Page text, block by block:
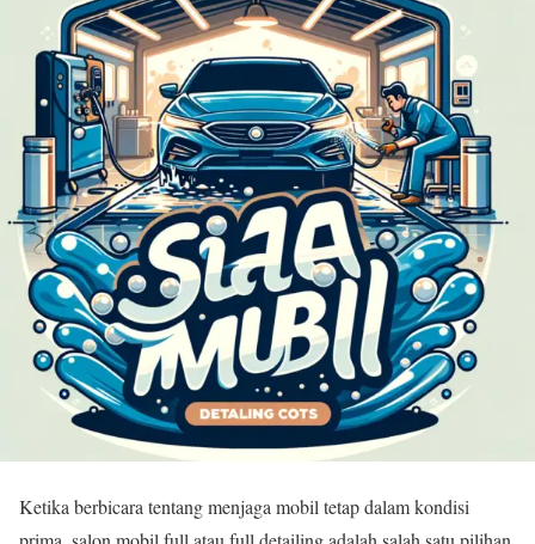
Ketika berbicara tentang menjaga mobil tetap dalam kondisi